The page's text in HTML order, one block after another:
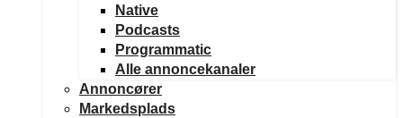
Native
Podcasts
Programmatic
Alle annoncekanaler
Annoncører
Markedsplads